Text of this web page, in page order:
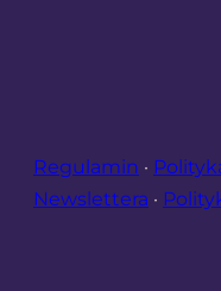
Regulamin ·
Newslettera ·